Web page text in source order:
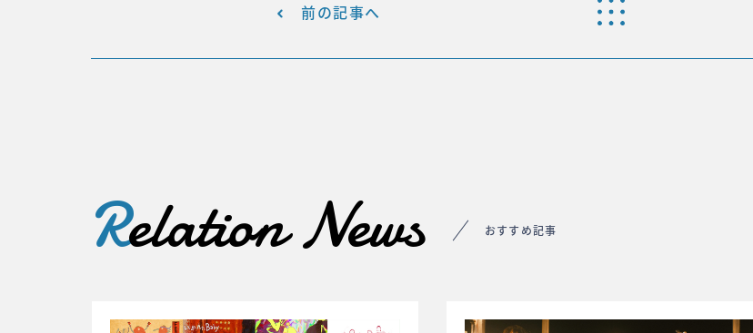
前の記事へ
Relation News おすすめ記事